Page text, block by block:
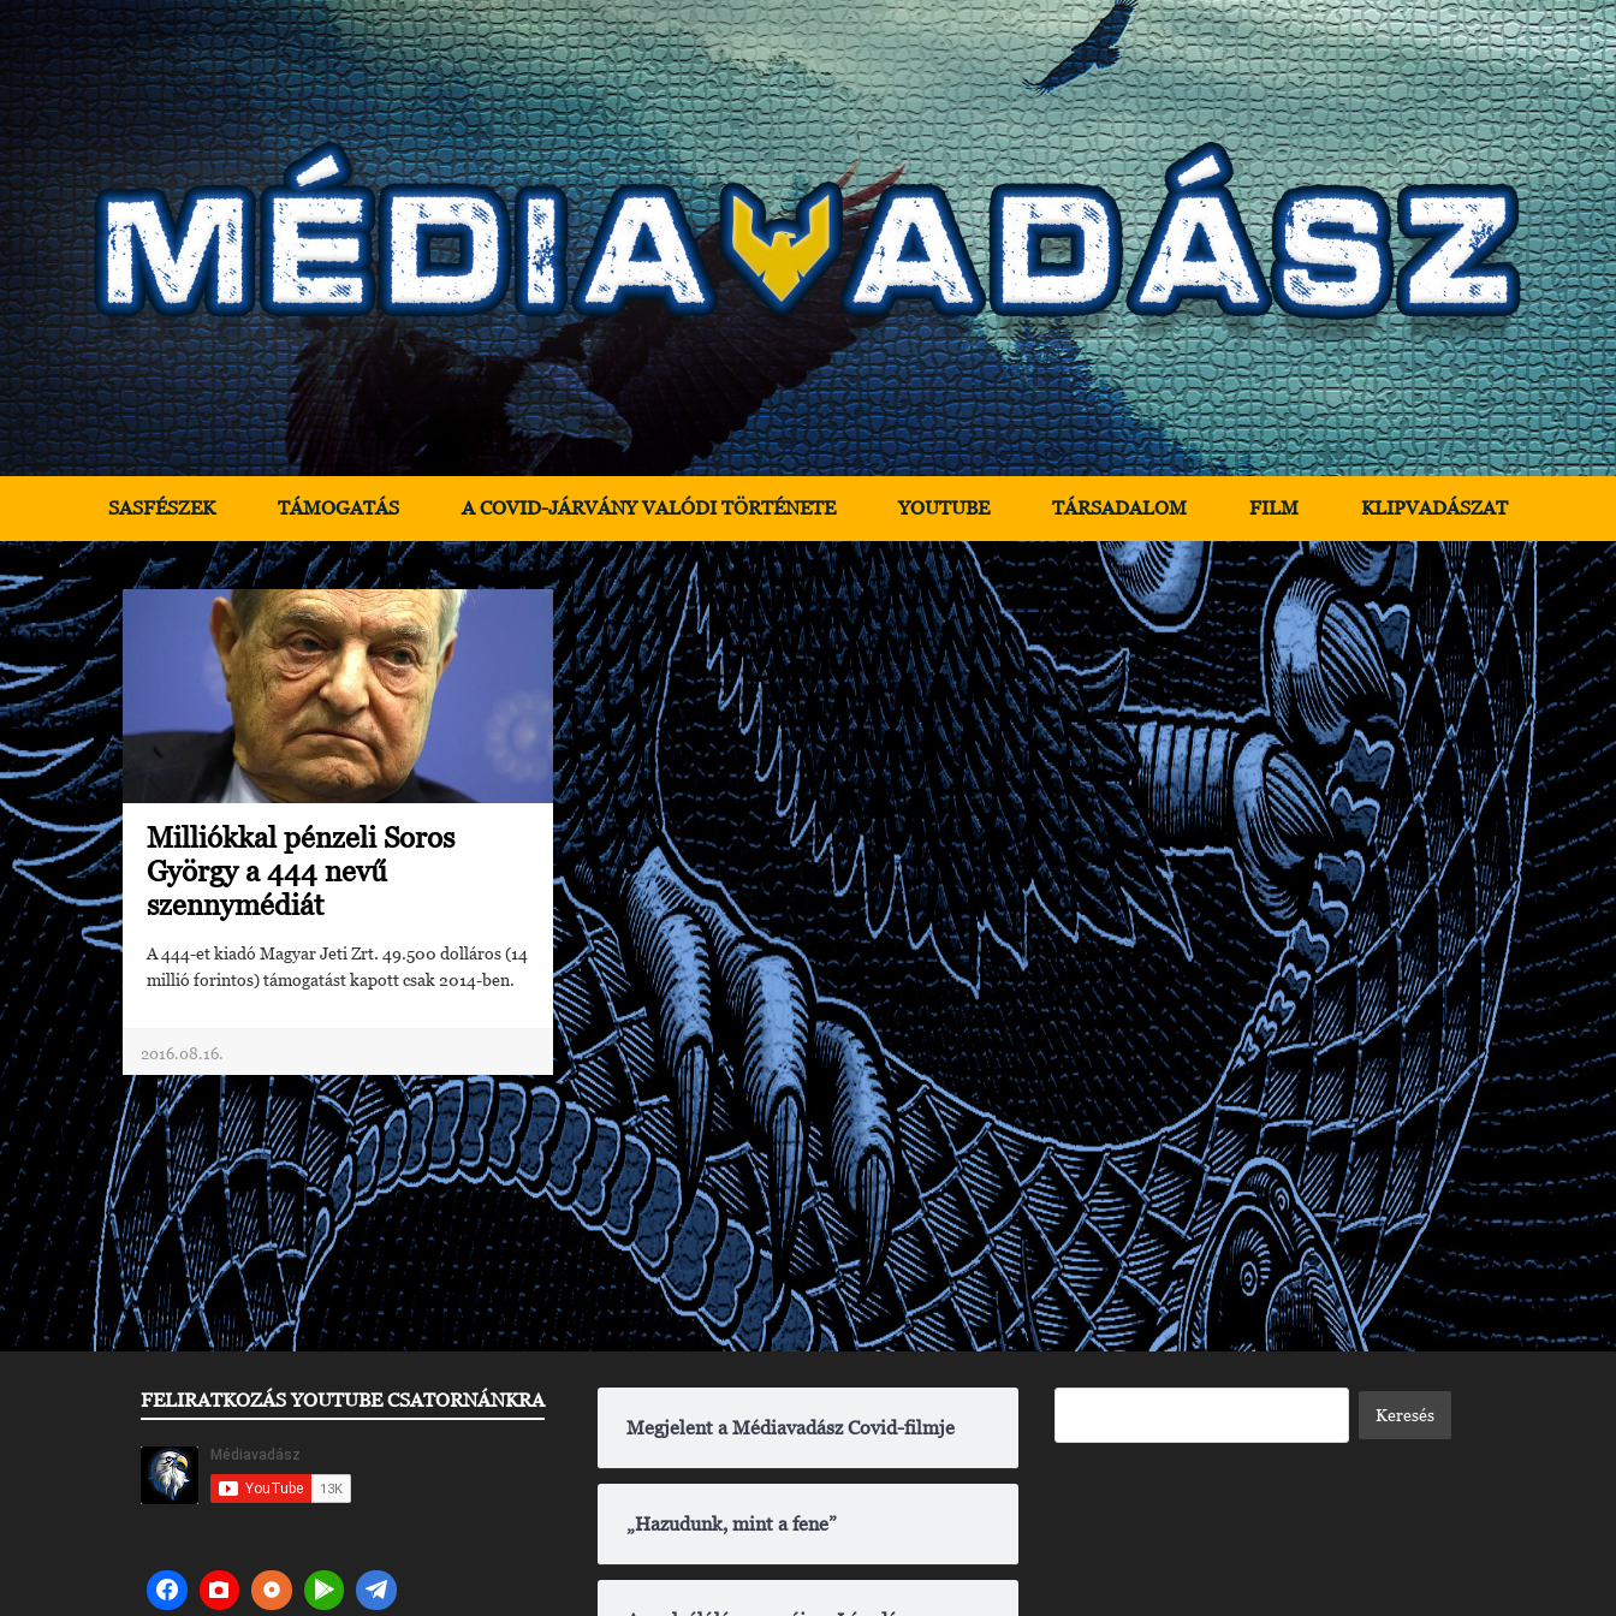
SASFÉSZEK TÁMOGATÁS A COVID-JÁRVÁNY VALÓDI TÖRTÉNETE YOUTUBE TÁRSADALOM FILM KLIPVADÁSZAT
Milliókkal pénzeli Soros
György a 444 nevű
szennymédiát
A 444-et kiadó Magyar Jeti Zrt. 49.500 dolláros (14
millió forintos) támogatást kapott csak 2014-ben.
2016.08.16.
FELIRATKOZÁS YOUTUBE CSATORNÁNKRA
Megjelent a Médiavadász Covid-filmje
„Hazudunk, mint a fene”